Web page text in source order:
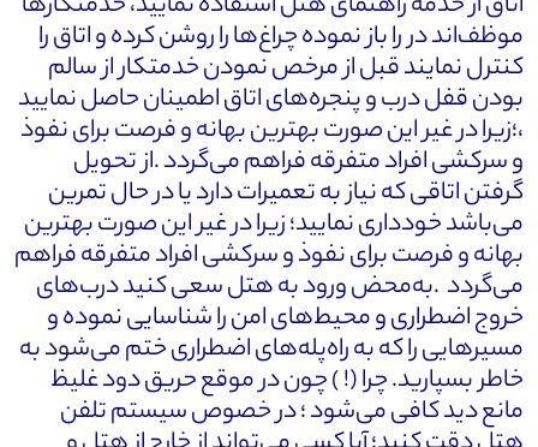
موظف‌اند در را باز نموده چراغ‌ها را روشن کرده و اتاق را
کنترل نمایند قبل از مرخص نمودن خدمتکار از سالم
بودن قفل درب و پنجره‌های اتاق اطمینان حاصل نمایید
،؛زیرا در غیر این صورت بهترین بهانه و فرصت برای نفوذ
و سرکشی افراد متفرقه فراهم می‌گردد .از تحویل
گرفتن اتاقی که نیاز به تعمیرات دارد یا در حال تمرین
می‌باشد خودداری نمایید؛ زیرا در غیر این صورت بهترین
بهانه و فرصت برای نفوذ و سرکشی افراد متفرقه فراهم
می‌گردد .به‌محض ورود به هتل سعی کنید درب‌های
خروج اضطراری و محیط‌های امن را شناسایی نموده و
مسیرهایی را که به راه‌پله‌های اضطراری ختم می‌شود به
خاطر بسپارید. چرا (! ) چون در موقع حریق دود غلیظ
مانع دید کافی می‌شود ؛ در خصوص سیستم تلفن